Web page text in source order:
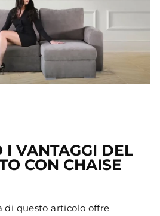
I VANTAGGI DEL
CON CHAISE
di questo articolo offre